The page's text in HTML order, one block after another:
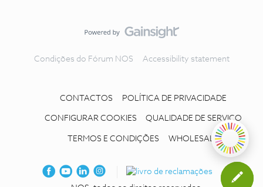
Condições do Fórum NOS Accessibility statement
CONTACTOS POLÍTICA DE PRIVACIDADE
CONFIGURAR COOKIES QUALIDADE DE SERVIÇO
TERMOS E CONDIÇÕES WHOLESALE